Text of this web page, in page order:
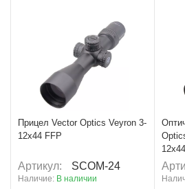
+ 1 084 Б
Прицел Vector Optics Veyron 3-
12x44 FFP
Артикул: SCOM-24
Наличие: В наличии
12x44